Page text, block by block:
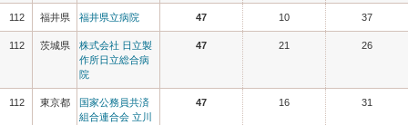
112 福井県 福井県立病院 47 10 37
112 茨城県
株式会社 日立製
作所日立総合病
院
47 21 26
112 東京都
国家公務員共済
組合連合会 立川
47 16 31